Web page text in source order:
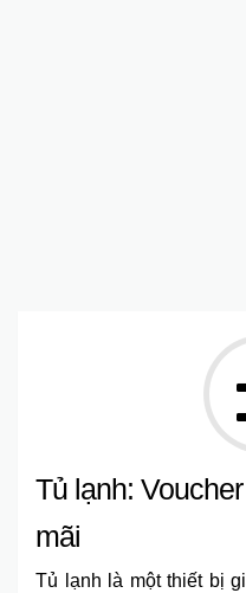
Tủ lạnh:
mãi
Tủ lạnh là một thiết bị